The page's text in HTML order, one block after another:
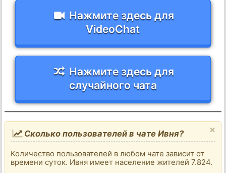
Нажмите здесь для
VideoChat
Нажмите здесь для
случайного чата
×
Сколько пользователей в чате Ивня?
Количество пользователей в любом чате зависит от
времени суток. Ивня имеет население жителей 7.824.